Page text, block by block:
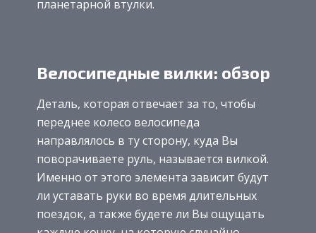
планетарной втулки.
Велосипедные вилки: обзор
Деталь, которая отвечает за то, чтобы
переднее колесо велосипеда
направлялось в ту сторону, куда Вы
поворачиваете руль, называется вилкой.
Именно от этого элемента зависит будут
ли уставать руки во время длительных
поездок, а также будете ли Вы ощущать